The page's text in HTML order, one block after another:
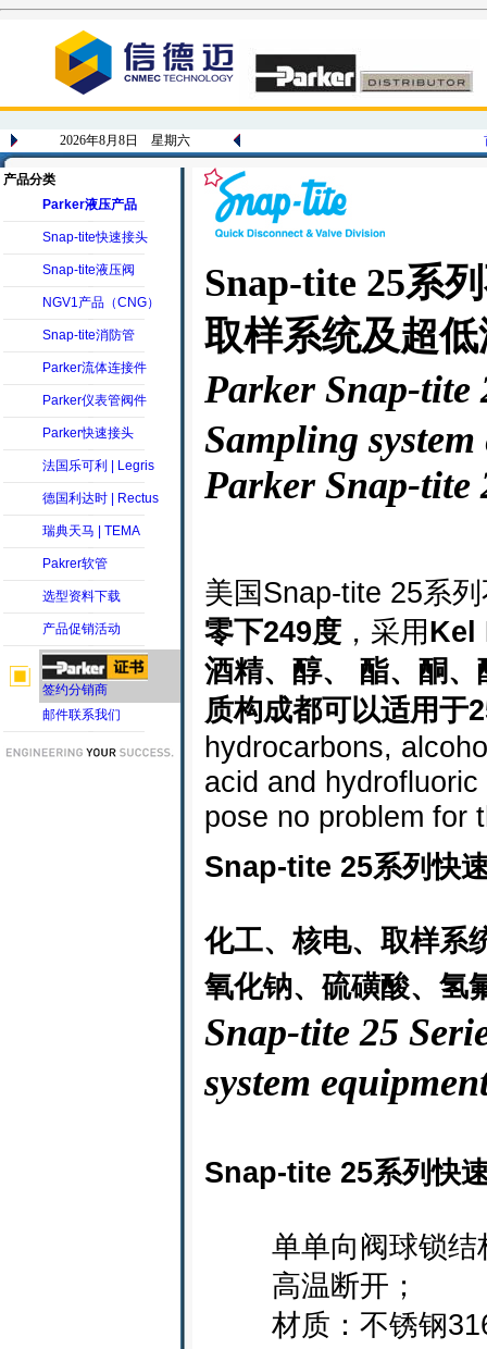
2026年8月8日 星期六
产品分类
Parker液压产品
Snap-tite快速接头
Snap-tite液压阀
NGV1产品（CNG）
Snap-tite消防管
Parker流体连接件
Parker仪表管阀件
Parker快速接头
法国乐可利 | Legris
德国利达时 | Rectus
瑞典天马 | TEMA
Pakrer软管
选型资料下载
产品促销活动
签约分销商
邮件联系我们
Snap-tite 25系
取样系统及超
Parker Snap-tite
Sampling
Parker Snap-tite
美国Snap-tite 25系
零下249度 ，采用Kel
酒精、醇、 酯、酮
质构成都可以适用于
hydrocarbons,
acid and
pose no problem for
Snap-tite 25系列快
化工、核电、取样系
氧化钠、硫磺酸、氢
Snap-tite 25
system
Snap-tite 25系列快
单单向阀球锁结
高温断开；
材质：不锈钢